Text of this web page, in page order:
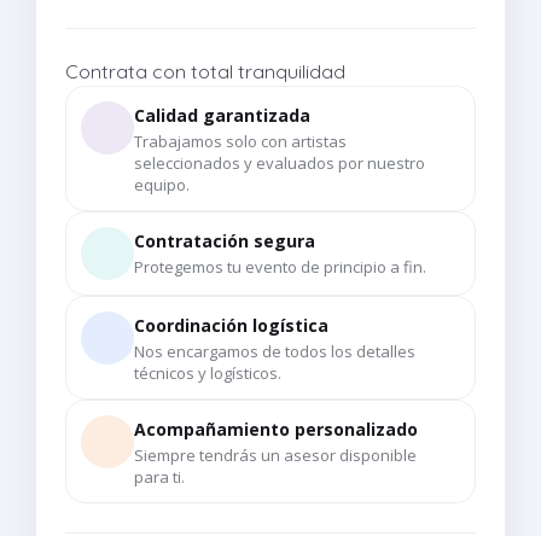
Contrata con total tranquilidad
Calidad garantizada
Trabajamos solo con artistas
seleccionados y evaluados por nuestro
equipo.
Contratación segura
Protegemos tu evento de principio a fin.
Coordinación logística
Nos encargamos de todos los detalles
técnicos y logísticos.
Acompañamiento personalizado
Siempre tendrás un asesor disponible
para ti.